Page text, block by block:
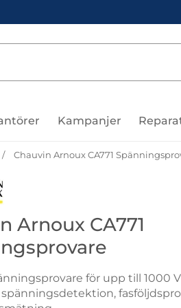
Kampanjer
Chauvin Arnoux CA771
för Chauvin Arnoux
Arnoux CA771
för upp till 1000